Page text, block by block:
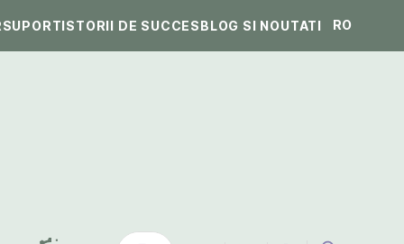
SUPORTISTORII DE SUCCESBLOG SI NOUTATI RO